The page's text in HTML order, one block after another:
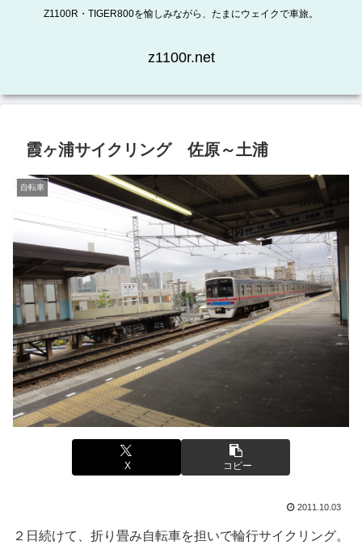
Z1100R・TIGER800を愉しみながら、たまにウェイクで車旅。
z1100r.net
霞ヶ浦サイクリング 佐原～土浦
自転車
X コピー
2011.10.03
２日続けて、折り畳み自転車を担いで輪行サイクリング。